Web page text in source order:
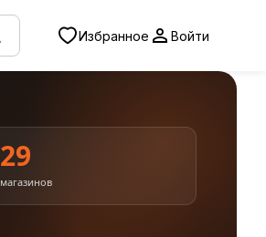
Избранное Войти
29
магазинов